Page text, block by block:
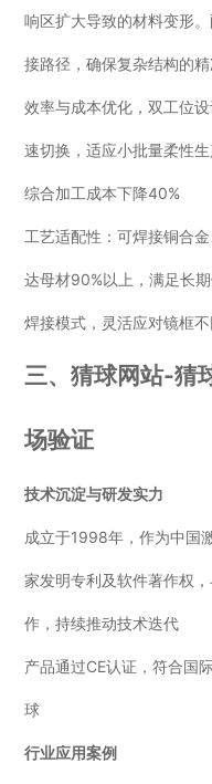
响区扩大导致的材料变形
接路径，确保复杂结构的
效率与成本优化，双工位
速切换，适应小批量柔性
综合加工成本下降40%
工艺适配性：可焊接铜合
达母材90%以上，满足长
焊接模式，灵活应对镜框
三、猜球网站-猜
场验证
技术沉淀与研发实力
成立于1998年，作为中国
家发明专利及软件著作权
作，持续推动技术迭代
产品通过CE认证，符合国
球
行业应用案例